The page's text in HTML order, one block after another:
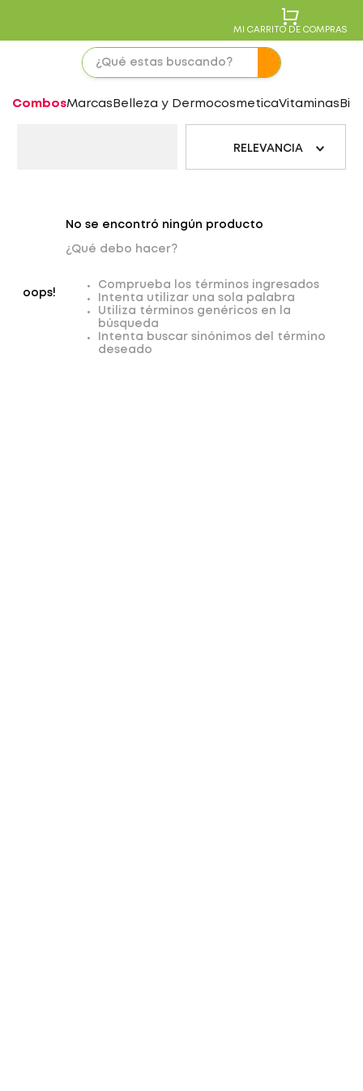
MI CARRITO DE COMPRAS
CombosMarcas Belleza y DermocosmeticaVitaminas
RELEVANCIA
oops!
No se encontró ningún producto
¿Qué debo hacer?
Comprueba los términos ingresados
Intenta utilizar una sola palabra
Utiliza términos genéricos en la
búsqueda
Intenta buscar sinónimos del término
deseado